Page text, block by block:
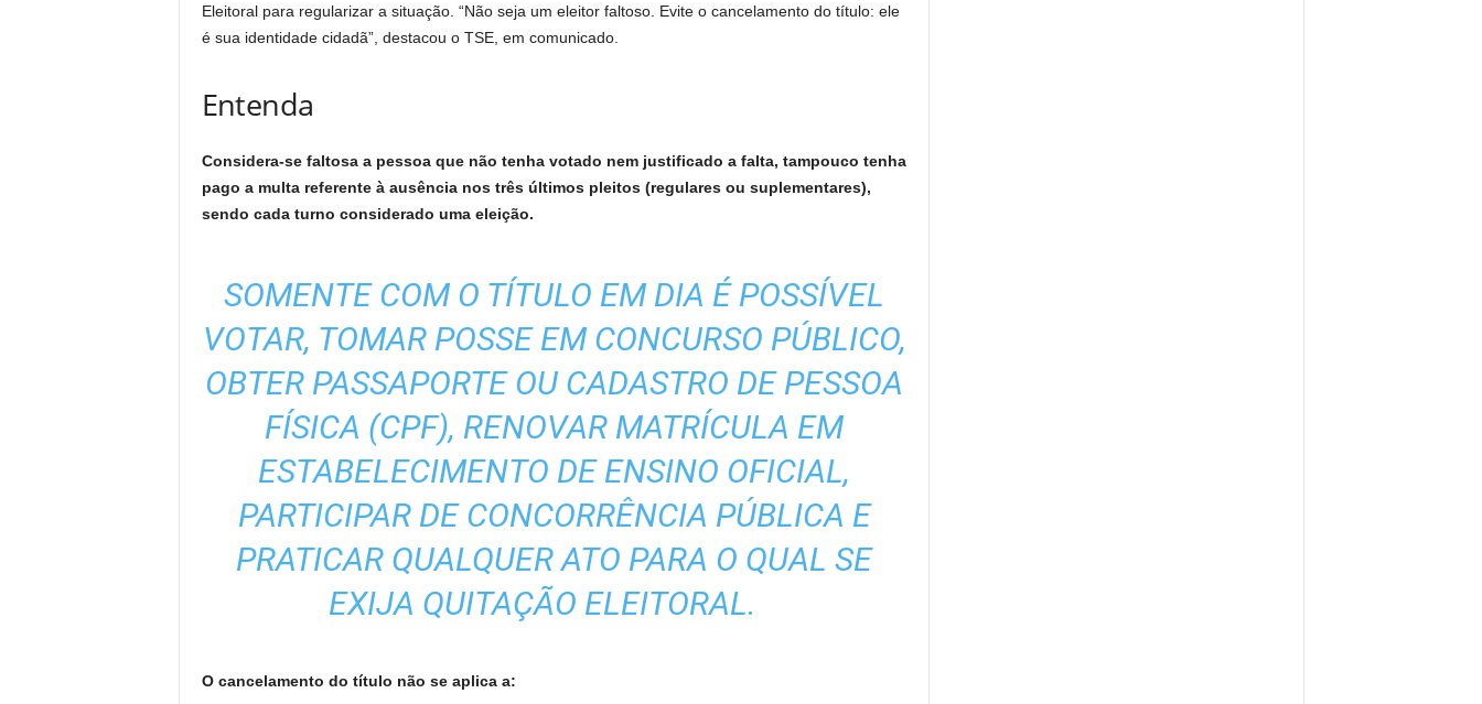
Eleitoral para regularizar a situação. “Não seja um eleitor faltoso. Evite o cancelamento do título: ele
é sua identidade cidadã”, destacou o TSE, em comunicado.
Entenda
Considera-se faltosa a pessoa que não tenha votado nem justificado a falta, tampouco tenha
pago a multa referente à ausência nos três últimos pleitos (regulares ou suplementares),
sendo cada turno considerado uma eleição.
SOMENTE COM O TÍTULO EM DIA É POSSÍVEL
VOTAR, TOMAR POSSE EM CONCURSO PÚBLICO,
OBTER PASSAPORTE OU CADASTRO DE PESSOA
FÍSICA (CPF), RENOVAR MATRÍCULA EM
ESTABELECIMENTO DE ENSINO OFICIAL,
PARTICIPAR DE CONCORRÊNCIA PÚBLICA E
PRATICAR QUALQUER ATO PARA O QUAL SE
EXIJA QUITAÇÃO ELEITORAL.
O cancelamento do título não se aplica a: